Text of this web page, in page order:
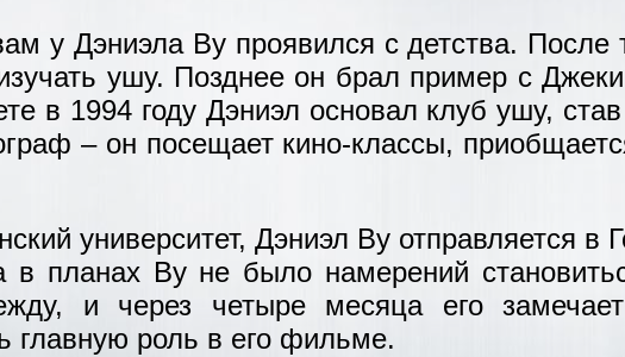
у Дэниэла Ву проявился с детства. После
ушу. Позднее он брал пример с
в 1994 году Дэниэл основал клуб ушу,
– он посещает кино-классы,
университет, Дэниэл Ву отправляется в
в планах Ву не было намерений
и через четыре месяца его
главную роль в его фильме.